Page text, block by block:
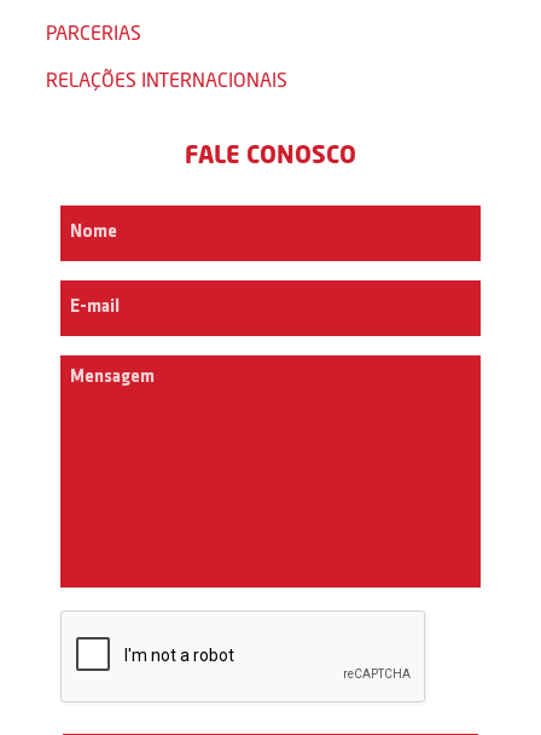
PARCERIAS
RELAÇÕES INTERNACIONAIS
FALE CONOSCO